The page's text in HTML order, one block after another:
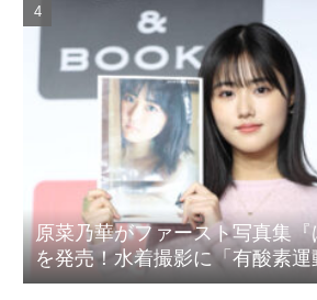
原菜乃華がファースト写真集『
を発売！水着撮影に「有酸素運
頑張りました」